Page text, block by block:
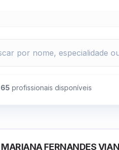
65 profissionais disponíveis
MARIANA FERNANDES